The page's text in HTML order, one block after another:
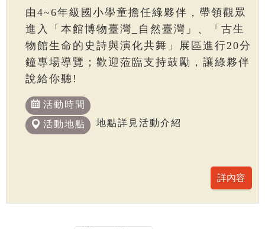
由4~6年級國小學童擔任綠夥伴，帶領觀眾
進入「本館博物臺灣_自然臺灣」、「古生
物館生命的史詩與演化共舞」展區進行20分
鐘專場導覽；歡迎蒞臨支持鼓勵，讓綠夥伴
說給你聽!
活動時間
活動地點
地點詳見活動介紹